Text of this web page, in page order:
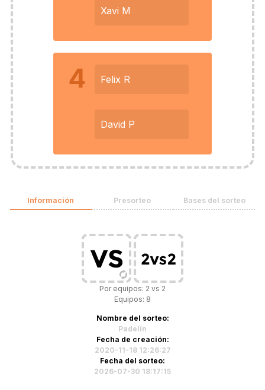
Xavi M
4 Felix R
David P
Información Presorteo Bases del sorteo
Por equipos: 2 vs 2
Equipos: 8
Nombre del sorteo:
Padelin
Fecha de creación:
2020-11-18 12:26:27
Fecha del sorteo:
2026-07-30 18:17:15